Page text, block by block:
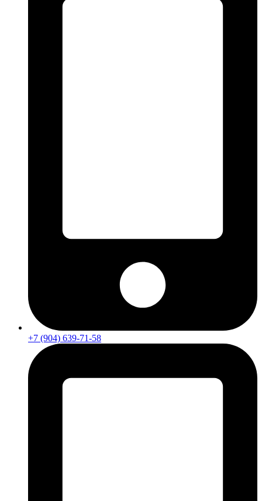
+7 (904) 639-71-58